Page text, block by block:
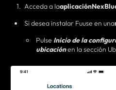
Acceda a laaplicación
Si desea instalar Fuuse en una
Pulse Inicio de la
ubicaciónen la sección